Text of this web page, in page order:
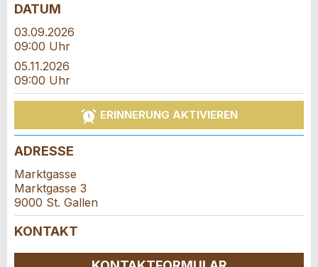
Anzeige beanstanden
Ihr Feedback wird sehr geschätzt!
Allgemeines Feedback
Anzeige nicht mehr gültig
Anzeige unvollständig
Anzeige weiterempfehlen
Empfehlen Sie diese Anzeige an Freunde weiter.
* Eingabe erforderlich
Reservation
Veranstaltungsdatum *:
Anzahl der Teilnehmer *:
Firma / Organisation:
DATUM
03.09.2026
09:00 Uhr
05.11.2026
09:00 Uhr
ERINNERUNG AKTIVIEREN
ADRESSE
Marktgasse
Marktgasse 3
9000 St. Gallen
KONTAKT